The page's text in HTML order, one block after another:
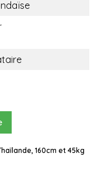
160cm et 45kg